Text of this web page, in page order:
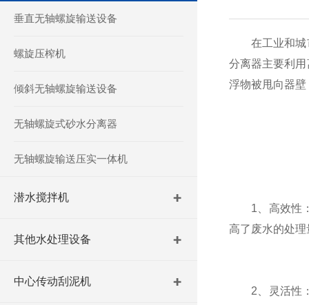
垂直无轴螺旋输送设备
螺旋压榨机
倾斜无轴螺旋输送设备
无轴螺旋式砂水分离器
无轴螺旋输送压实一体机
潜水搅拌机
其他水处理设备
中心传动刮泥机
在工业和城市
分离器主要利
浮物被甩向器
1、高效性：
高了废水的处理
2、灵活性：